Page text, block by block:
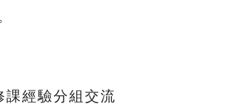
課經驗分組交流